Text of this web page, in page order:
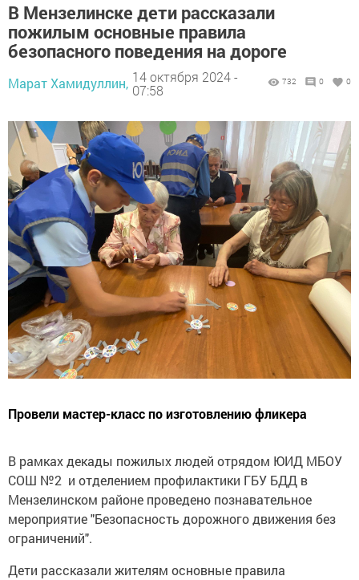
В Мензелинске дети рассказали
пожилым основные правила
безопасного поведения на дороге
Марат Хамидуллин, 14 октября 2024 -
07:58
732 0 0
Провели мастер-класс по изготовлению фликера
В рамках декады пожилых людей отрядом ЮИД МБОУ
СОШ №2 и отделением профилактики ГБУ БДД в
Мензелинском районе проведено познавательное
мероприятие "Безопасность дорожного движения без
ограничений".
Дети рассказали жителям основные правила